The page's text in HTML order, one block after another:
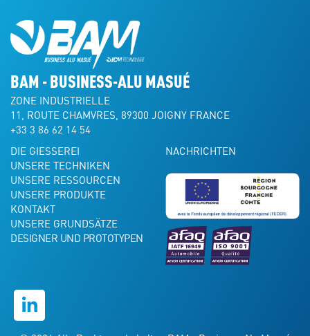
BAM - BUSINESS-ALU MASUÉ
ZONE INDUSTRIELLE
11, ROUTE CHAMVRES, 89300 JOIGNY FRANCE
+33 3 86 62 14 54
DIE GIESSEREI
UNSERE TECHNIKEN
UNSERE RESSOURCEN
UNSERE PRODUKTE
KONTAKT
UNSERE GRUNDSÄTZE
DESIGNER UND PROTOTYPEN
NACHRICHTEN